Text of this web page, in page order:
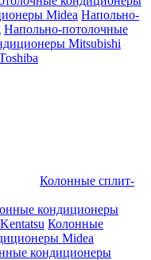
Midea Напольно-
Напольно-потолочные
Mitsubishi
Колонные сплит-
кондиционеры
Колонные
Midea
кондиционеры